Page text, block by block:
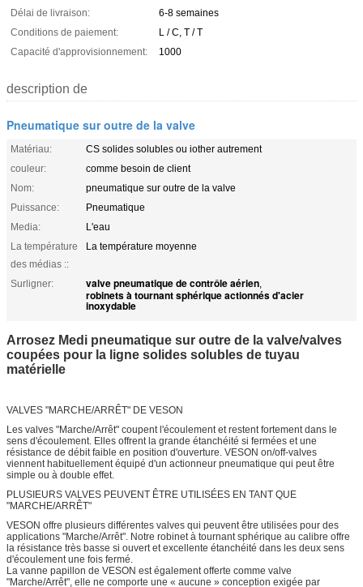
Délai de livraison:
6-8 semaines
Conditions de paiement:
L / C, T / T
Capacité d'approvisionnement:
1000
description de
Pneumatique sur outre de la valve
Matériau:
CS solides solubles ou iother autrement
couleur:
comme besoin de client
Nom:
pneumatique sur outre de la valve
Puissance:
Pneumatique
Media:
L'eau
La température
des médias ::
La température moyenne
Surligner: valve pneumatique de contrôle aérien,
robinets à tournant sphérique actionnés d'acier
inoxydable
Arrosez Medi pneumatique sur outre de la valve/valves
coupées pour la ligne solides solubles de tuyau
matérielle
VALVES "MARCHE/ARRÊT" DE VESON
Les valves "Marche/Arrêt" coupent l'écoulement et restent fortement dans le
sens d'écoulement. Elles offrent la grande étanchéité si fermées et une
résistance de débit faible en position d'ouverture. VESON on/off-valves
viennent habituellement équipé d'un actionneur pneumatique qui peut être
simple ou à double effet.
PLUSIEURS VALVES PEUVENT ÊTRE UTILISÉES EN TANT QUE
"MARCHE/ARRÊT"
VESON offre plusieurs différentes valves qui peuvent être utilisées pour des
applications "Marche/Arrêt". Notre robinet à tournant sphérique au calibre offre
la résistance très basse si ouvert et excellente étanchéité dans les deux sens
d'écoulement une fois fermé.
La vanne papillon de VESON est également offerte comme valve
"Marche/Arrêt", elle ne comporte une « aucune » conception exigée par